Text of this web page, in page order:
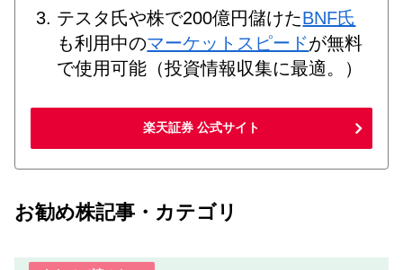
テスタ氏や株で200億円儲けたBNF氏
も利用中のマーケットスピードが無料
で使用可能（投資情報収集に最適。）
楽天証券 公式サイト
お勧め株記事・カテゴリ